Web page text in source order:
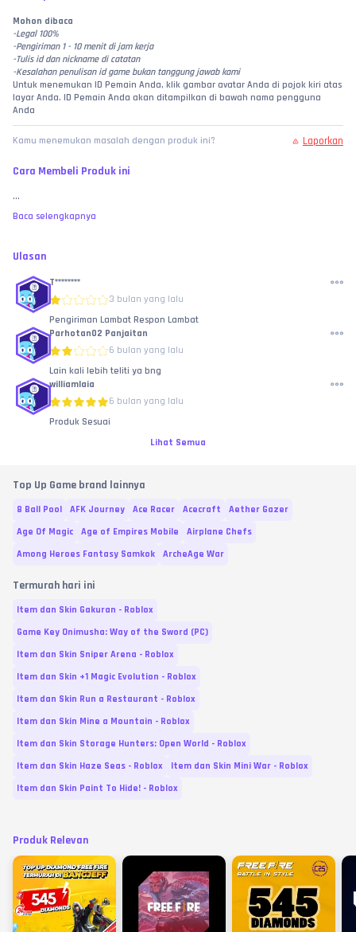
Mohon dibaca
-Legal 100%
-Pengiriman 1 - 10 menit di jam kerja
-Tulis id dan nickname di catatan
-Kesalahan penulisan id game bukan tanggung jawab kami
Untuk menemukan ID Pemain Anda, klik gambar avatar Anda di pojok kiri atas
layar Anda. ID Pemain Anda akan ditampilkan di bawah nama pengguna
Anda
Kamu menemukan masalah dengan produk ini? Laporkan
Cara Membeli Produk ini
...
Baca selengkapnya
Ulasan
T********
3 bulan yang lalu
Pengiriman Lambat Respon Lambat
Parhotan02 Panjaitan
6 bulan yang lalu
Lain kali lebih teliti ya bng
williamlaia
6 bulan yang lalu
Produk Sesuai
Lihat Semua
Top Up Game brand lainnya
8 Ball Pool AFK Journey Ace Racer Acecraft
Aether Gazer
Age Of Magic
Age of Empires Mobile
Airplane Chefs
Among Heroes Fantasy Samkok
ArcheAge War
Termurah hari ini
Item dan Skin Gakuran - Roblox
Game Key Onimusha: Way of the Sword (PC)
Item dan Skin Sniper Arena - Roblox
Item dan Skin +1 Magic Evolution - Roblox
Item dan Skin Run a Restaurant - Roblox
Item dan Skin Mine a Mountain - Roblox
Item dan Skin Storage Hunters: Open World - Roblox
Item dan Skin Haze Seas - Roblox
Item dan Skin Mini War - Roblox
Item dan Skin Paint To Hide! - Roblox
Produk Relevan